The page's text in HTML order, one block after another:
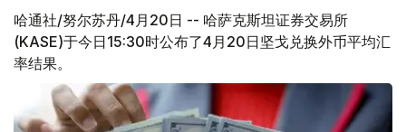
哈通社/努尔苏丹/4月20日 -- 哈萨克斯坦证券交易所
(KASE)于今日15:30时公布了4月20日坚戈兑换外币平均汇
率结果。